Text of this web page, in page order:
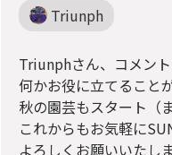
Triunph
Triunphさん、コメント
何かお役に立てること
秋の園芸もスタート（
これからもお気軽に
よろしくお願いいたし